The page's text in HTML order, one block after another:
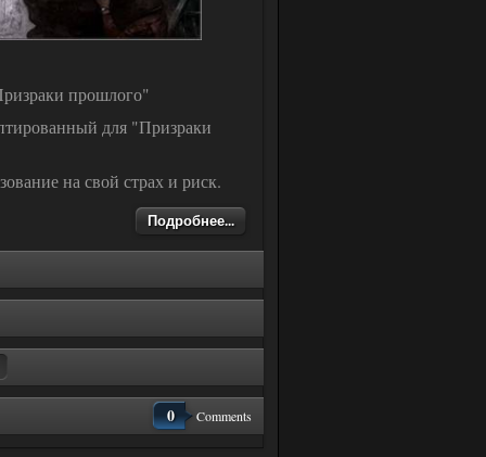
прошлого"
для "Призраки
на свой страх и риск.
Подробнее...
0 Comments